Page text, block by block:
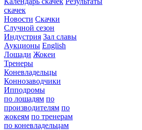
скачек
Новости Скачки
Случной сезон
Индустрия Зал славы
Аукционы English
Лошади Жокеи
Тренеры
Коневладельцы
Коннозаводчики
Ипподромы
по лошадям по
производителям по
жокеям по тренерам
по коневладельцам